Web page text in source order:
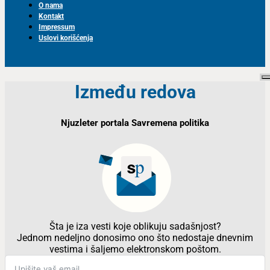
O nama
Kontakt
Impressum
Uslovi korišćenja
Između redova
Njuzleter portala Savremena politika
Šta je iza vesti koje oblikuju sadašnjost?
Jednom nedeljno donosimo ono što nedostaje dnevnim
vestima i šaljemo elektronskom poštom.